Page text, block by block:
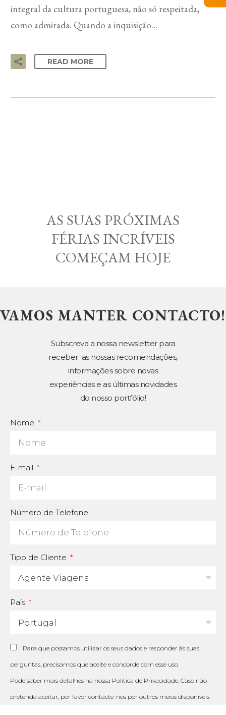
integral da cultura portuguesa, não só respeitada,
como admirada. Quando a inquisição…
READ MORE
AS SUAS PRÓXIMAS
FÉRIAS INCRÍVEIS
COMEÇAM HOJE
VAMOS MANTER CONTACTO!
Subscreva a nossa newsletter para
receber as nossas recomendações,
informações sobre novas
experiências e as últimas novidades
do nosso portfólio!
Nome
E-mail
Número de Telefone
Tipo de Cliente
País
Para que possamos utilizar os seus dados e responder às suas
perguntas, precisamos que aceite e concorde com esse uso.
Pode saber mais detalhes na nossa Política de Privacidade. Caso não
pretenda aceitar, por favor contacte-nos por outros meios disponíveis.